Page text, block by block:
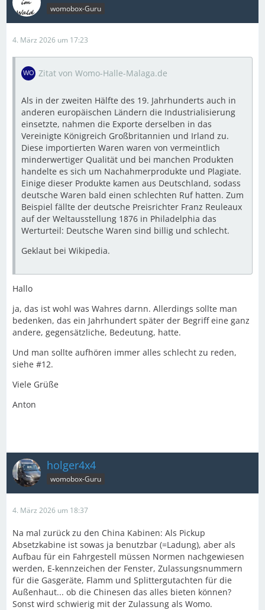
womobox-Guru
4. März 2026 um 17:23
Zitat von Womo-Halle-Malaga.de
Als in der zweiten Hälfte des 19. Jahrhunderts auch in
anderen europäischen Ländern die Industrialisierung
einsetzte, nahmen die Exporte derselben in das
Vereinigte Königreich Großbritannien und Irland zu.
Diese importierten Waren waren von vermeintlich
minderwertiger Qualität und bei manchen Produkten
handelte es sich um Nachahmerprodukte und Plagiate.
Einige dieser Produkte kamen aus Deutschland, sodass
deutsche Waren bald einen schlechten Ruf hatten. Zum
Beispiel fällte der deutsche Preisrichter Franz Reuleaux
auf der Weltausstellung 1876 in Philadelphia das
Werturteil: Deutsche Waren sind billig und schlecht.
Geklaut bei Wikipedia.
Hallo
ja, das ist wohl was Wahres darnn. Allerdings sollte man
bedenken, das ein Jahrhundert später der Begriff eine ganz
andere, gegensätzliche, Bedeutung, hatte.
Und man sollte aufhören immer alles schlecht zu reden,
siehe #12.
Viele Grüße
Anton
holger4x4
womobox-Guru
4. März 2026 um 18:37
Na mal zurück zu den China Kabinen: Als Pickup
Absetzkabine ist sowas ja benutzbar (=Ladung), aber als
Aufbau für ein Fahrgestell müssen Normen nachgewiesen
werden, E-kennzeichen der Fenster, Zulassungsnummern
für die Gasgeräte, Flamm und Splittergutachten für die
Außenhaut... ob die Chinesen das alles bieten können?
Sonst wird schwierig mit der Zulassung als Womo.